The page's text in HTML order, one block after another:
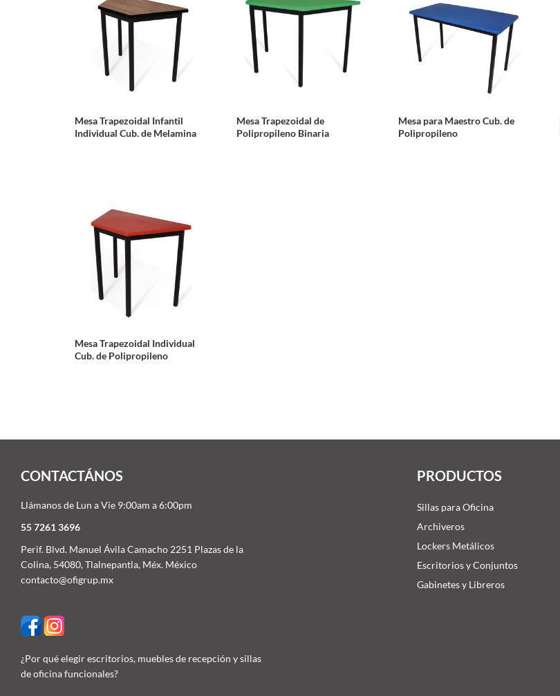
Mesa Trapezoidal Infantil
Individual Cub. de Melamina
Mesa Trapezoidal de
Polipropileno Binaria
Mesa para Maestro Cub. de
Polipropileno
Mesa Trapezoidal Individual
Cub. de Polipropileno
CONTACTÁNOS
Llámanos de Lun a Vie 9:00am a 6:00pm
55 7261 3696
Perif. Blvd. Manuel Ávila Camacho 2251 Plazas de la
Colina, 54080, Tlalnepantla, Méx. México
contacto@ofigrup.mx
¿Por qué elegir escritorios, muebles de recepción y sillas
de oficina funcionales?
PRODUCTOS
Sillas para Oficina
Archiveros
Lockers Metálicos
Escritorios y Conjuntos
Gabinetes y Libreros